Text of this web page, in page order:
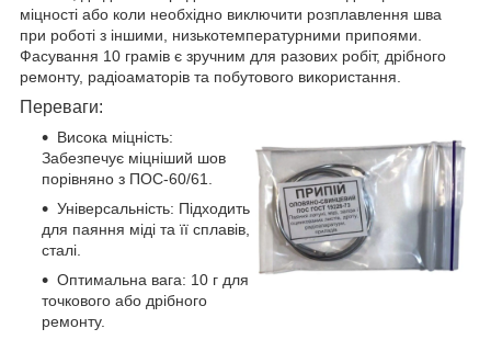
міцності або коли необхідно виключити розплавлення шва
при роботі з іншими, низькотемпературними припоями.
Фасування 10 грамів є зручним для разових робіт, дрібного
ремонту, радіоаматорів та побутового використання.
Переваги:
Висока міцність:
Забезпечує міцніший шов
порівняно з ПОС-60/61.
Універсальність: Підходить
для паяння міді та її сплавів,
сталі.
Оптимальна вага: 10 г для
точкового або дрібного
ремонту.